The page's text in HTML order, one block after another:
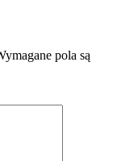
pola są